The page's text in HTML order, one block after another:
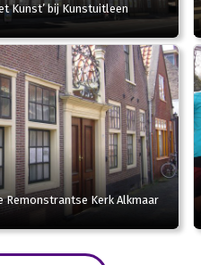
Kunst’ bij Kunstuitleen
Remonstrantse Kerk Alkmaar